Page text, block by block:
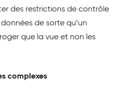
des restrictions de contrôle
de sorte qu’un
que la vue et non les
complexes